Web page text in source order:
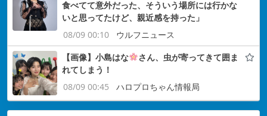
食べてて意外だった、そういう場所には行かな
いと思ってたけど、親近感を持った」
08/09 00:10
ウルフニュース
【画像】小島はな
さん、虫が寄ってきて囲ま
れてしまう！
08/09 00:45
ハロプロちゃん情報局